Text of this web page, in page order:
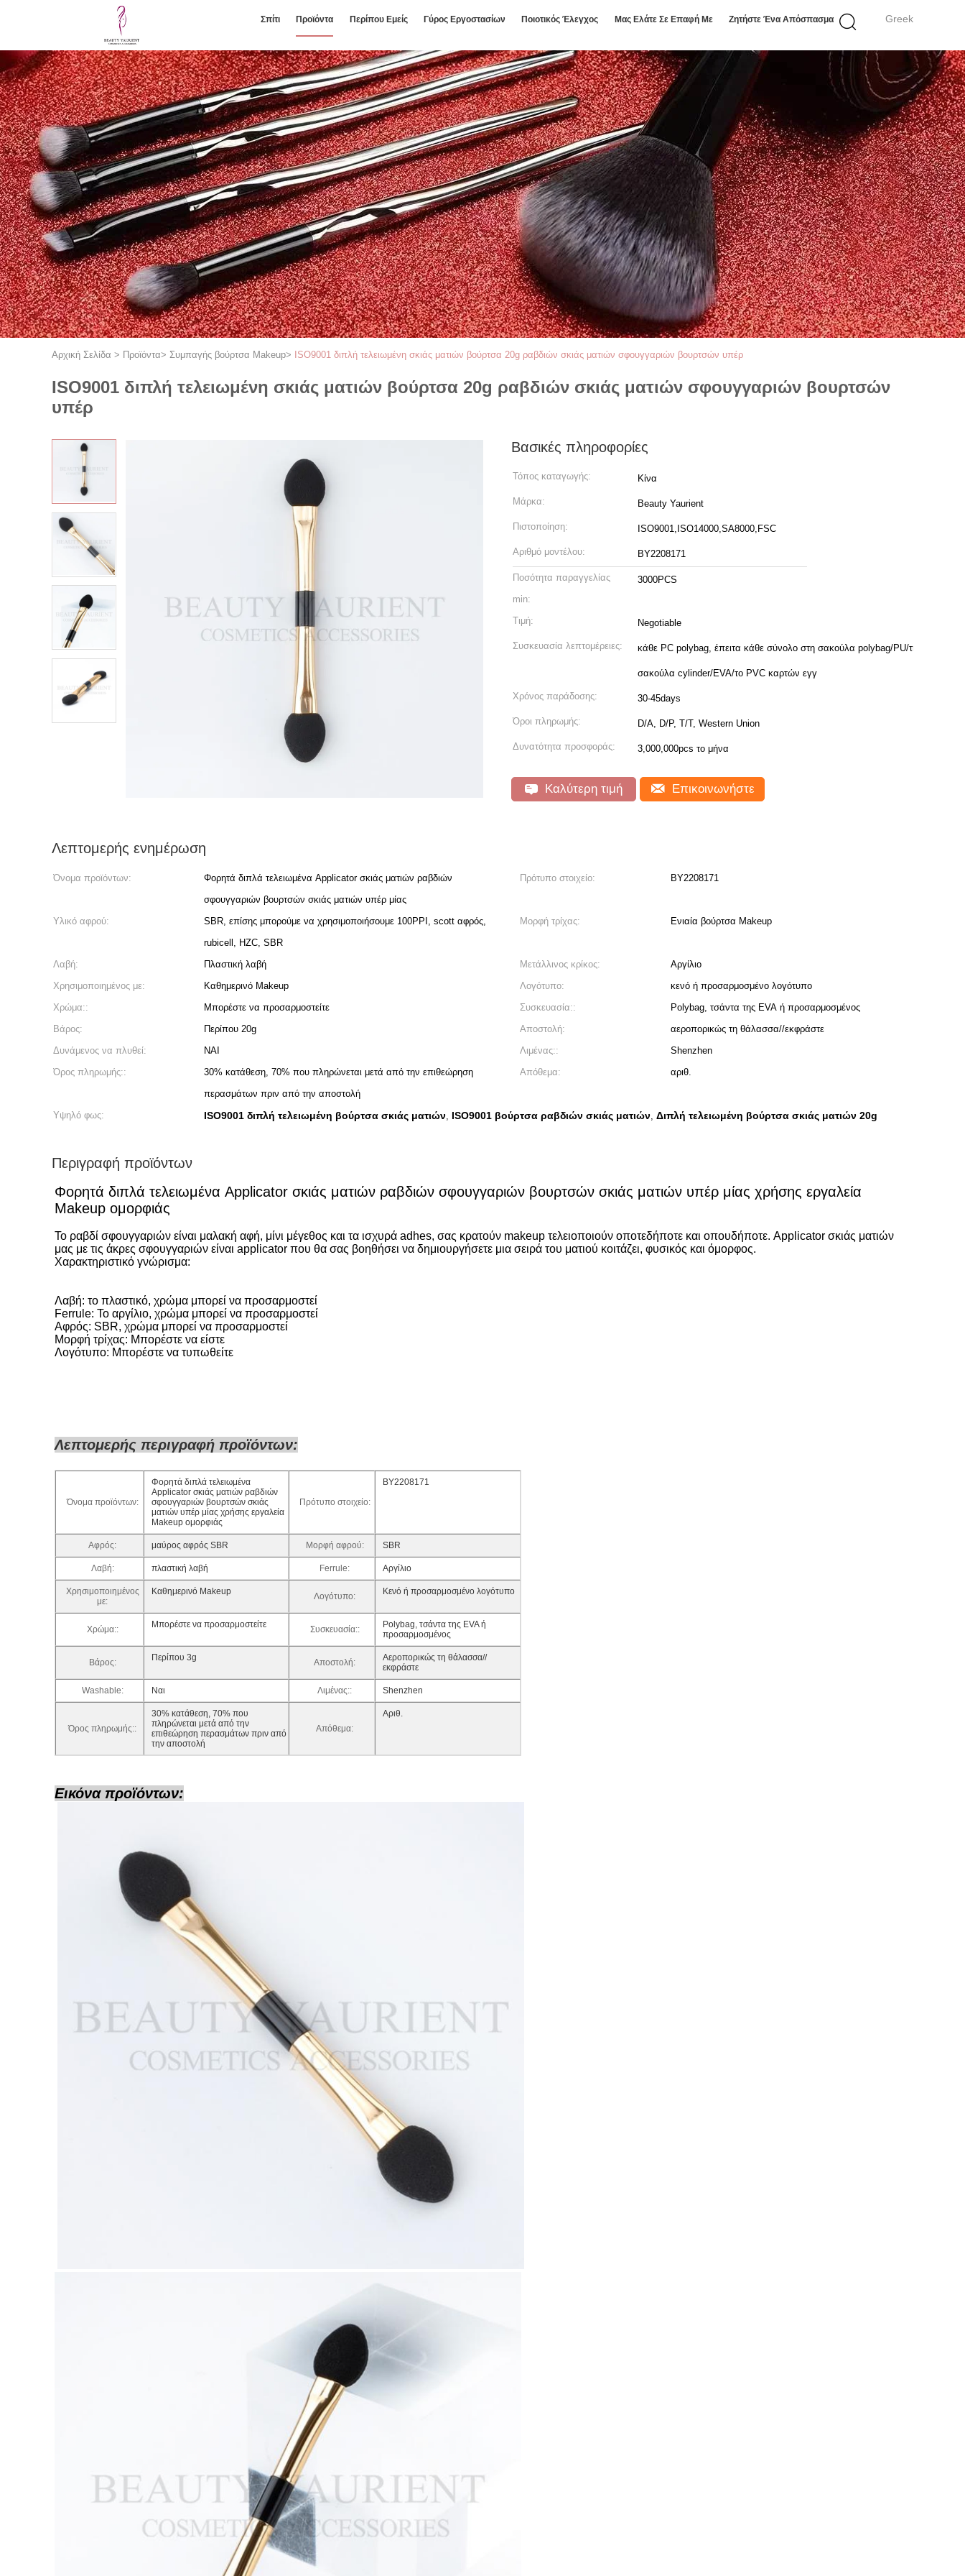
Greek
Σπίτι Προϊόντα Περίπου Εμείς Γύρος Εργοστασίων Ποιοτικός Έλεγχος Μας Ελάτε Σε Επαφή Με Ζητήστε Ένα Απόσπασμα
Αρχική Σελίδα > Προϊόντα> Συμπαγής βούρτσα Makeup> ISO9001 διπλή τελειωμένη σκιάς ματιών βούρτσα 20g ραβδιών σκιάς ματιών σφουγγαριών βουρτσών υπέρ
ISO9001 διπλή τελειωμένη σκιάς ματιών βούρτσα 20g ραβδιών σκιάς ματιών σφουγγαριών βουρτσών
υπέρ
Βασικές πληροφορίες
Τόπος καταγωγής: Κίνα
Μάρκα: Beauty Yaurient
Πιστοποίηση: ISO9001,ISO14000,SA8000,FSC
Αριθμό μοντέλου: BY2208171
Ποσότητα παραγγελίας
min:
3000PCS
Τιμή: Negotiable
Συσκευασία λεπτομέρειες: κάθε PC polybag, έπειτα κάθε σύνολο στη σακούλα polybag/PU/τη
σακούλα cylinder/EVA/το PVC καρτών εγγ
Χρόνος παράδοσης: 30-45days
Όροι πληρωμής: D/A, D/P, T/T, Western Union
Δυνατότητα προσφοράς: 3,000,000pcs το μήνα
Καλύτερη τιμή Επικοινωνήστε
Λεπτομερής ενημέρωση
Όνομα προϊόντων:
Φορητά διπλά τελειωμένα Applicator σκιάς ματιών ραβδιών
σφουγγαριών βουρτσών σκιάς ματιών υπέρ μίας
Πρότυπο στοιχείο: BY2208171
Υλικό αφρού:
SBR, επίσης μπορούμε να χρησιμοποιήσουμε 100PPI, scott αφρός,
rubicell, HZC, SBR
Μορφή τρίχας: Ενιαία βούρτσα Makeup
Λαβή: Πλαστική λαβή Μετάλλινος κρίκος:
Αργίλιο
Χρησιμοποιημένος με:
Καθημερινό Makeup Λογότυπο:
κενό ή προσαρμοσμένο λογότυπο
Χρώμα::
Μπορέστε να προσαρμοστείτε Συσκευασία::
Polybag, τσάντα της EVA ή προσαρμοσμένος
Βάρος:
Περίπου 20g Αποστολή:
αεροπορικώς τη θάλασσα//εκφράστε
Δυνάμενος να πλυθεί:
ΝΑΙ Λιμένας::
Shenzhen
Όρος πληρωμής::
30% κατάθεση, 70% που πληρώνεται μετά από την επιθεώρηση
περασμάτων πριν από την αποστολή
Απόθεμα: αριθ.
Υψηλό φως: ISO9001 διπλή τελειωμένη βούρτσα σκιάς ματιών, ISO9001 βούρτσα ραβδιών σκιάς ματιών, Διπλή τελειωμένη βούρτσα σκιάς ματιών 20g
Περιγραφή προϊόντων
Φορητά διπλά τελειωμένα Applicator σκιάς ματιών ραβδιών σφουγγαριών βουρτσών σκιάς ματιών υπέρ μίας χρήσης εργαλεία
Makeup ομορφιάς
Το ραβδί σφουγγαριών είναι μαλακή αφή, μίνι μέγεθος και τα ισχυρά adhes, σας κρατούν makeup τελειοποιούν οποτεδήποτε και οπουδήποτε. Applicator σκιάς ματιών
μας με τις άκρες σφουγγαριών είναι applicator που θα σας βοηθήσει να δημιουργήσετε μια σειρά του ματιού κοιτάζει, φυσικός και όμορφος.
Χαρακτηριστικό γνώρισμα:
Λαβή: το πλαστικό, χρώμα μπορεί να προσαρμοστεί
Ferrule: Το αργίλιο, χρώμα μπορεί να προσαρμοστεί
Αφρός: SBR, χρώμα μπορεί να προσαρμοστεί
Μορφή τρίχας: Μπορέστε να είστε
Λογότυπο: Μπορέστε να τυπωθείτε
Λεπτομερής περιγραφή προϊόντων:
Όνομα προϊόντων:
Φορητά διπλά τελειωμένα
Applicator σκιάς ματιών ραβδιών
σφουγγαριών βουρτσών σκιάς
ματιών υπέρ μίας χρήσης εργαλεία
Makeup ομορφιάς
Πρότυπο στοιχείο:
BY2208171
Αφρός: μαύρος αφρός SBR Μορφή αφρού: SBR
Λαβή: πλαστική λαβή Ferrule: Αργίλιο
Χρησιμοποιημένος
με:
Καθημερινό Makeup Λογότυπο: Κενό ή προσαρμοσμένο λογότυπο
Χρώμα:: Μπορέστε να προσαρμοστείτε Συσκευασία::
Polybag, τσάντα της EVA ή
προσαρμοσμένος
Βάρος: Περίπου 3g Αποστολή:
Αεροπορικώς τη θάλασσα//
εκφράστε
Washable: Ναι Λιμένας:: Shenzhen
Όρος πληρωμής::
30% κατάθεση, 70% που
πληρώνεται μετά από την
επιθεώρηση περασμάτων πριν από
την αποστολή
Απόθεμα:
Αριθ.
Εικόνα προϊόντων: